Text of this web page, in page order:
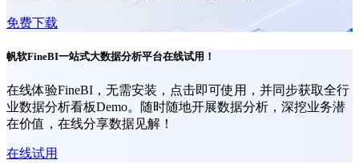
免费下载
帆软FineBI一站式大数据分析平台在线试用！
在线体验FineBI，无需安装，点击即可使用，并同步获取全行
业数据分析看板Demo。随时随地开展数据分析，深挖业务潜
在价值，在线分享数据见解！
在线试用